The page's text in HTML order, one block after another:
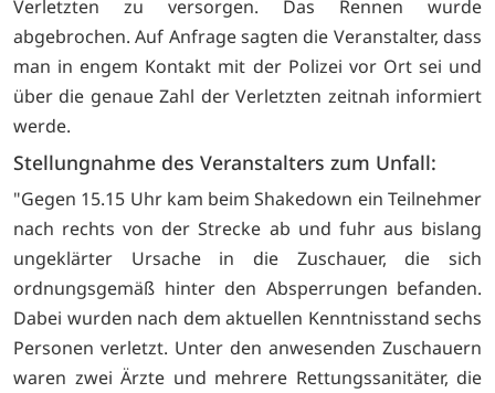
Verletzten zu versorgen. Das Rennen wurde
abgebrochen. Auf Anfrage sagten die Veranstalter, dass
man in engem Kontakt mit der Polizei vor Ort sei und
über die genaue Zahl der Verletzten zeitnah informiert
werde.
Stellungnahme des Veranstalters zum Unfall:
"Gegen 15.15 Uhr kam beim Shakedown ein Teilnehmer
nach rechts von der Strecke ab und fuhr aus bislang
ungeklärter Ursache in die Zuschauer, die sich
ordnungsgemäß hinter den Absperrungen befanden.
Dabei wurden nach dem aktuellen Kenntnisstand sechs
Personen verletzt. Unter den anwesenden Zuschauern
waren zwei Ärzte und mehrere Rettungssanitäter, die